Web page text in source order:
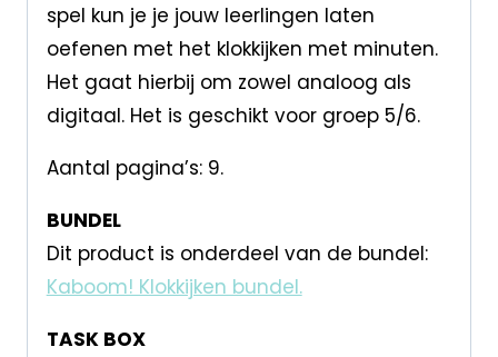
spel kun je je jouw leerlingen laten
oefenen met het klokkijken met minuten.
Het gaat hierbij om zowel analoog als
digitaal. Het is geschikt voor groep 5/6.
Aantal pagina’s: 9.
BUNDEL
Dit product is onderdeel van de bundel:
Kaboom! Klokkijken bundel.
TASK BOX